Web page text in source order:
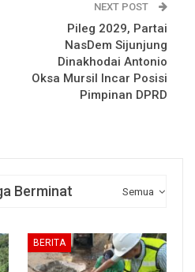
NEXT POST
Pileg 2029, Partai
NasDem Sijunjung
Dinakhodai Antonio
Oksa Mursil Incar Posisi
Pimpinan DPRD
Semua
Berminat
BERITA